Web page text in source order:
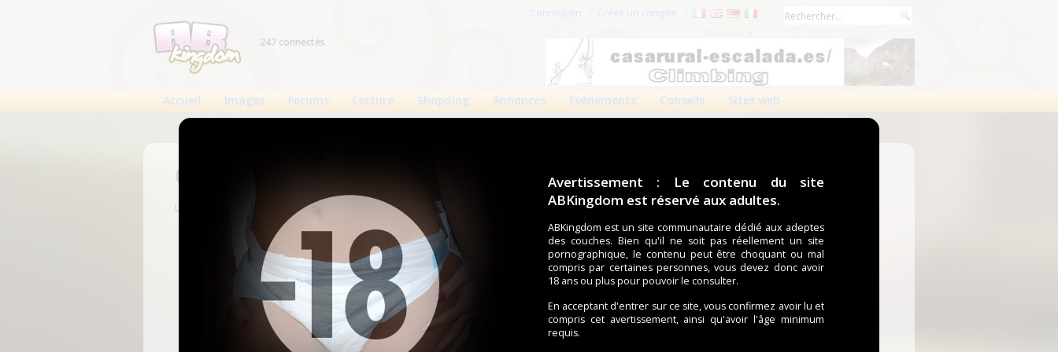
Avertissement : Le contenu du site
ABKingdom est réservé aux adultes.
ABKingdom est un site communautaire dédié aux adeptes
des couches. Bien qu'il ne soit pas réellement un site
pornographique, le contenu peut être choquant ou mal
compris par certaines personnes, vous devez donc avoir
18 ans ou plus pour pouvoir le consulter.
En acceptant d'entrer sur ce site, vous confirmez avoir lu et
compris cet avertissement, ainsi qu'avoir l'âge minimum
requis.
Connexion Créer un compte
247 connectés
Accueil Images Forums Lecture Shopping Annonces Evènements Conseils Sites web
Connexion
Un compte est nécessaire pour voir cette page.
Nom d'utilisateur
Mot de passe